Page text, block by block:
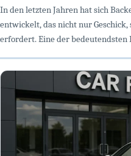
In den letzten Jahren hat sich
entwickelt, das nicht nur
erfordert. Eine der